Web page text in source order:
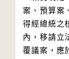
案、預算案
得經總統之
內，移請立
覆議案，應